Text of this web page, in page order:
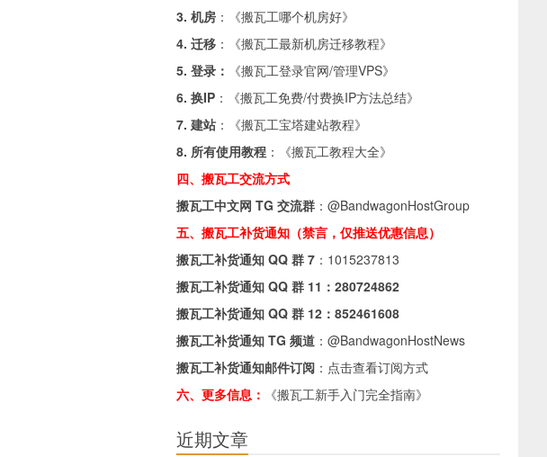
3. 机房 ：《搬瓦工哪个机房好》
4. 迁移 ：《搬瓦工最新机房迁移教程》
5. 登录：
《搬瓦工登录官网/管理VPS》
6. 换IP ：《搬瓦工免费/付费换IP方法总结》
7. 建站 ：《搬瓦工宝塔建站教程》
8. 所有使用教程 ：《搬瓦工教程大全》
四、搬瓦工交流方式
搬瓦工中文网 TG 交流群 ： @BandwagonHostGroup
五、搬瓦工补货通知（禁言，仅推送优惠信息）
搬瓦工补货通知 QQ 群 7 ： 1015237813
搬瓦工补货通知 QQ 群 11： 280724862
搬瓦工补货通知 QQ 群 12： 852461608
搬瓦工补货通知 TG 频道 ： @BandwagonHostNews
搬瓦工补货通知邮件订阅 ： 点击查看订阅方式
六、更多信息：
《搬瓦工新手入门完全指南》
近期文章